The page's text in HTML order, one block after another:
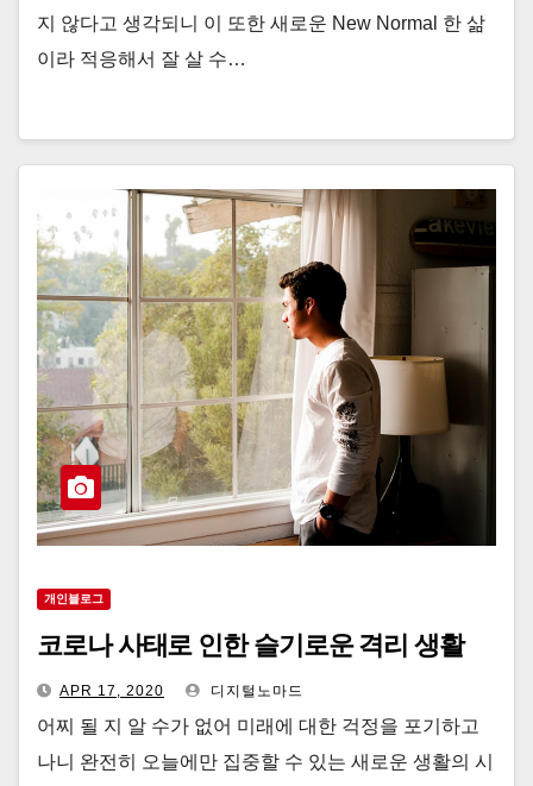
지 않다고 생각되니 이 또한 새로운 New Normal 한 삶
이라 적응해서 잘 살 수…
개인블로그
코로나 사태로 인한 슬기로운 격리 생활
APR 17, 2020 디지털노마드
어찌 될 지 알 수가 없어 미래에 대한 걱정을 포기하고
나니 완전히 오늘에만 집중할 수 있는 새로운 생활의 시